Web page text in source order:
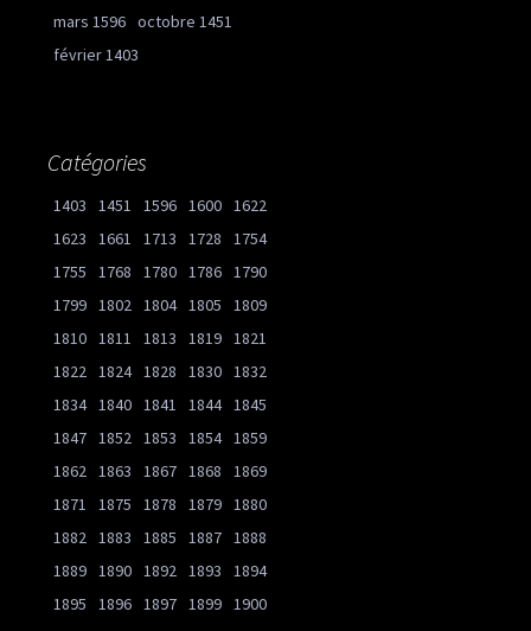
mars 1596 octobre 1451
février 1403
Catégories
1403 1451 1596 1600 1622
1623
1661 1713 1728
1754
1755
1768 1780 1786 1790
1799 1802 1804 1805
1809
1810 1811 1813 1819 1821
1822 1824 1828 1830 1832
1834 1840 1841 1844 1845
1847 1852 1853 1854 1859
1862 1863 1867 1868
1869
1871
1875 1878 1879 1880
1882 1883 1885 1887 1888
1889 1890 1892 1893
1894
1895
1896 1897 1899 1900